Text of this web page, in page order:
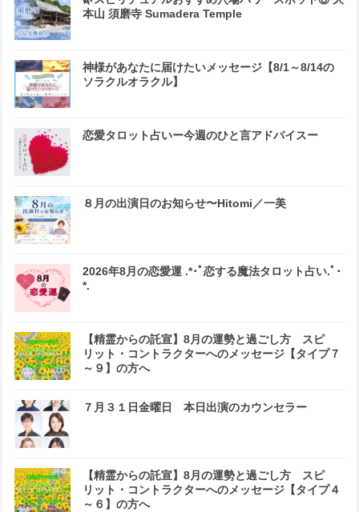
本山 須磨寺 Sumadera Temple
神様があなたに届けたいメッセージ【8/1～8/14の
ソラクルオラクル】
恋愛タロット占いー今週のひと言アドバイスー
８月の出演日のお知らせ〜Hitomi／一美
2026年8月の恋愛運 .*･ﾟ恋する魔法タロット占い.ﾟ･
*.
【精霊からの託宣】8月の運勢と過ごし方 スピ
リット・コントラクターへのメッセージ【タイプ７
～９】の方へ
７月３１日金曜日 本日出演のカウンセラー
【精霊からの託宣】8月の運勢と過ごし方 スピ
リット・コントラクターへのメッセージ【タイプ４
～６】の方へ